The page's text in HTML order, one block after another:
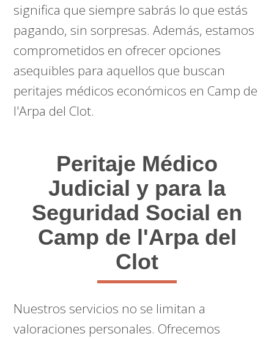
significa que siempre sabrás lo que estás
pagando, sin sorpresas. Además, estamos
comprometidos en ofrecer opciones
asequibles para aquellos que buscan
peritajes médicos económicos en Camp de
l'Arpa del Clot.
Peritaje Médico
Judicial y para la
Seguridad Social en
Camp de l'Arpa del
Clot
Nuestros servicios no se limitan a
valoraciones personales. Ofrecemos